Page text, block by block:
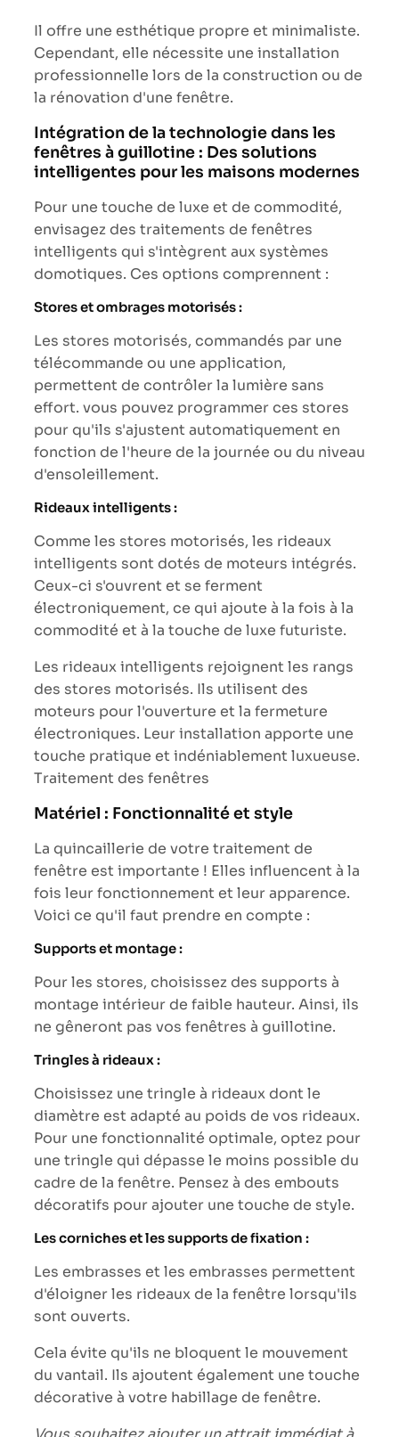
Il offre une esthétique propre et minimaliste.
Cependant, elle nécessite une installation
professionnelle lors de la construction ou de
la rénovation d'une fenêtre.
Intégration de la technologie dans les
fenêtres à guillotine : Des solutions
intelligentes pour les maisons modernes
Pour une touche de luxe et de commodité,
envisagez des traitements de fenêtres
intelligents qui s'intègrent aux systèmes
domotiques. Ces options comprennent :
Stores et ombrages motorisés :
Les stores motorisés, commandés par une
télécommande ou une application,
permettent de contrôler la lumière sans
effort. vous pouvez programmer ces stores
pour qu'ils s'ajustent automatiquement en
fonction de l'heure de la journée ou du niveau
d'ensoleillement.
Rideaux intelligents :
Comme les stores motorisés, les rideaux
intelligents sont dotés de moteurs intégrés.
Ceux-ci s'ouvrent et se ferment
électroniquement, ce qui ajoute à la fois à la
commodité et à la touche de luxe futuriste.
Les rideaux intelligents rejoignent les rangs
des stores motorisés. Ils utilisent des
moteurs pour l'ouverture et la fermeture
électroniques. Leur installation apporte une
touche pratique et indéniablement luxueuse.
Traitement des fenêtres
Matériel : Fonctionnalité et style
La quincaillerie de votre traitement de
fenêtre est importante ! Elles influencent à la
fois leur fonctionnement et leur apparence.
Voici ce qu'il faut prendre en compte :
Supports et montage :
Pour les stores, choisissez des supports à
montage intérieur de faible hauteur. Ainsi, ils
ne gêneront pas vos fenêtres à guillotine.
Tringles à rideaux :
Choisissez une tringle à rideaux dont le
diamètre est adapté au poids de vos rideaux.
Pour une fonctionnalité optimale, optez pour
une tringle qui dépasse le moins possible du
cadre de la fenêtre. Pensez à des embouts
décoratifs pour ajouter une touche de style.
Les corniches et les supports de fixation :
Les embrasses et les embrasses permettent
d'éloigner les rideaux de la fenêtre lorsqu'ils
sont ouverts.
Cela évite qu'ils ne bloquent le mouvement
du vantail. Ils ajoutent également une touche
décorative à votre habillage de fenêtre.